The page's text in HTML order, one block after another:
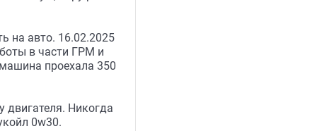
на авто. 16.02.2025
в части ГРМ и
проехала 350
двигателя. Никогда
0w30.